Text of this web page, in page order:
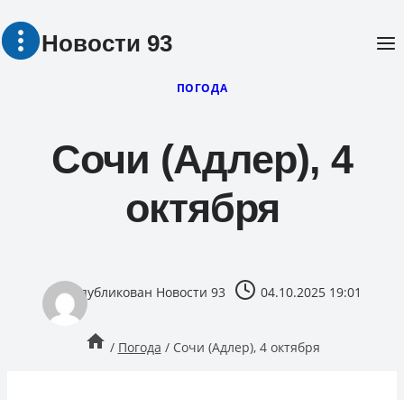
Перейти
Новости 93
ПОГОДА
Сочи (Адлер), 4
октября
опубликован Новости 93 04.10.2025 19:01
/ Погода / Сочи (Адлер), 4 октября